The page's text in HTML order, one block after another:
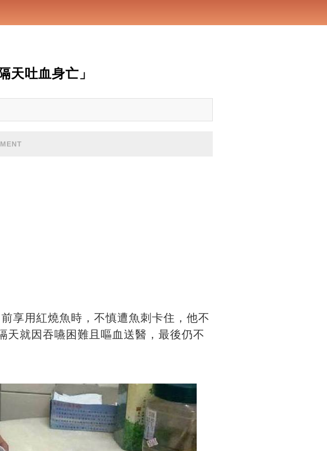
天吐血身亡」
享用紅燒魚時，不慎遭魚刺卡住，他不
天就因吞嚥困難且嘔血送醫，最後仍不